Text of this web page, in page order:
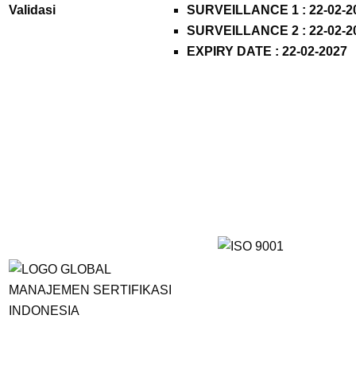
Validasi
SURVEILLANCE 1 : 22-02-
SURVEILLANCE 2 : 22-02-
EXPIRY DATE : 22-02-2027